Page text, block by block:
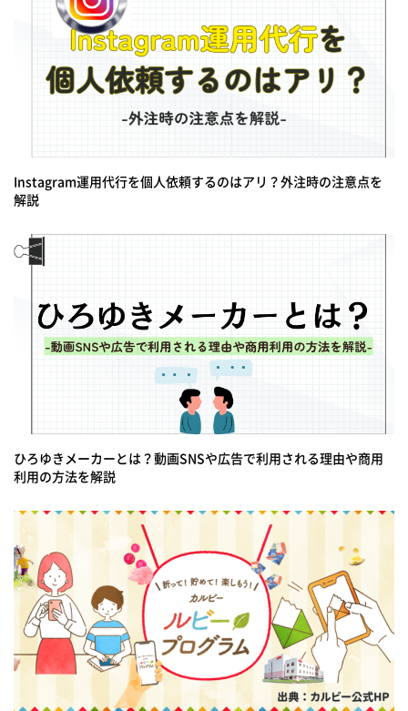
Instagram運用代行を個人依頼するのはアリ？外注時の注意点を
解説
ひろゆきメーカーとは？動画SNSや広告で利用される理由や商用
利用の方法を解説